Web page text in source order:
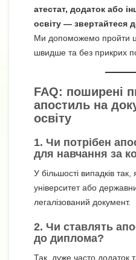
атестат, додаток або
освіту — звертайтеся
Ми допоможемо пройти
швидше та без прикрих
FAQ: поширені
апостиль на
освіту
1. Чи потрібен
для навчання за
У більшості випадків
університет або
легалізований документ.
2. Чи ставлять
до диплома?
Так, дуже часто додаток